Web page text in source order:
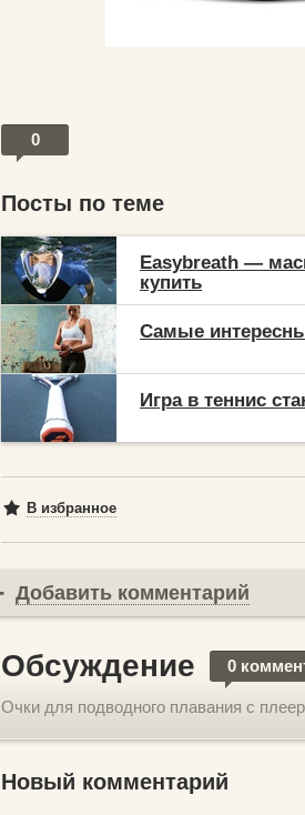
0
Посты по теме
Easybreath —
купить
Самые
Игра в теннис
В избранное
Добавить комментарий
Обсуждение 0
Очки для подводного плавания с
Новый комментарий